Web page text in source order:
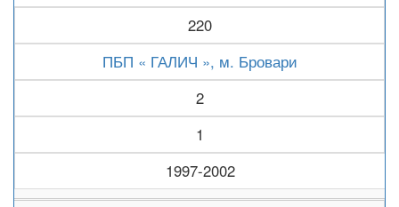
220
ПБП « ГАЛИЧ », м. Бровари
2
1
1997-2002